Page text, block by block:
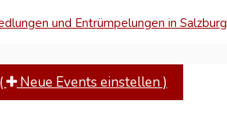
und Entrümpelungen in Salzburg
( Neue Events einstellen )